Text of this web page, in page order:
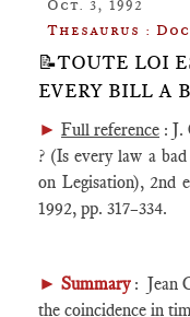
Oct. 3, 1992
Thesaurus :
📝TOUTE LOI
EVERY BILL A
► Full reference : J.
? (Is every law a
on Legisation), 2nd
1992, pp. 317–334.
► Summary : Jean
the coincidence in